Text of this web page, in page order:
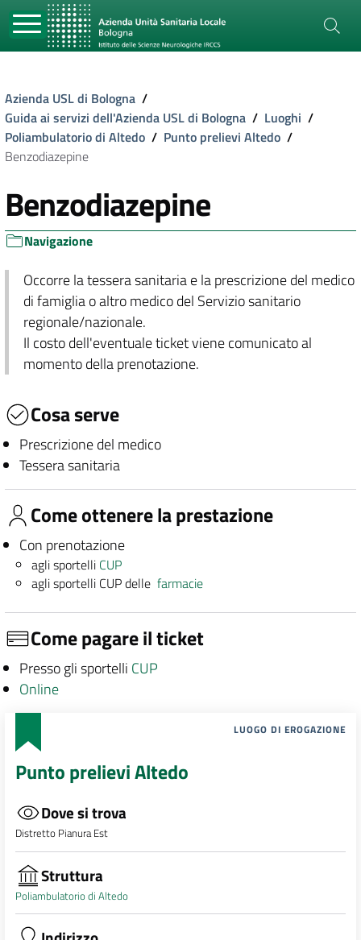
Azienda USL di Bologna /
Guida ai servizi dell'Azienda USL di Bologna / Luoghi /
Poliambulatorio di Altedo / Punto prelievi Altedo /
Benzodiazepine
Benzodiazepine
Navigazione
Occorre la tessera sanitaria e la prescrizione del medico
di famiglia o altro medico del Servizio sanitario
regionale/nazionale.
Il costo dell'eventuale ticket viene comunicato al
momento della prenotazione.
Cosa serve
Prescrizione del medico
Tessera sanitaria
Come ottenere la prestazione
Con prenotazione
agli sportelli CUP
agli sportelli CUP dellefarmacie
Come pagare il ticket
Presso gli sportelli CUP
Online
LUOGO DI EROGAZIONE
Punto prelievi Altedo
Dove si trova
Distretto Pianura Est
Struttura
Poliambulatorio di Altedo